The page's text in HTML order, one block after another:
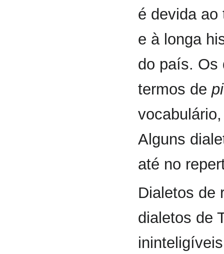
é devida ao
e à longa
do país. Os
termos de
Alguns
até no
Dialetos de
dialetos de